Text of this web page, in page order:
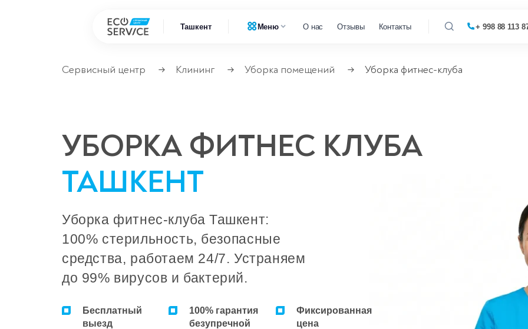
Ташкент Меню О нас Отзывы Контакты + 998 88 113
Ремонт компьютерной техники
Ремонт крупно бытовой техники
Ремонт цифровой техники
Сервисные центры
Ремонт парогенераторов
Сервисный центр → Клининг → Уборка помещений → Уборка фитнес-клуба
УБОРКА ФИТНЕС КЛУБА
ТАШКЕНТ
Уборка фитнес-клуба Ташкент:
100% стерильность, безопасные
средства, работаем 24/7. Устраняем
до 99% вирусов и бактерий.
Бесплатный
выезд
100% гарантия
безупречной
Фиксированная
цена